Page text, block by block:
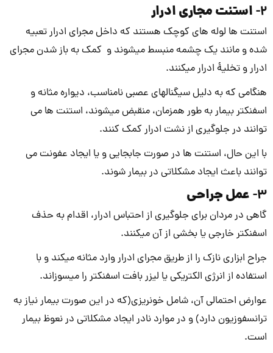
2- استنت مجاری ادرار
استنت ها لوله­ های کوچک هستند که داخل مجرای ادرار تعبیه
شده و مانند یک چشمه منبسط می­شوند و کمک به باز شدن مجرای
ادرار و تخلیۀ ادرار می­کنند.
هنگامی که به دلیل سیگنال­های عصبی نامناسب، دیواره مثانه و
اسفنکتر بیمار به طور همزمان، منقبض می­شوند، استنت ها می
توانند در جلوگیری از نشت ادرار کمک کنند.
با این حال، استنت ها در صورت جابجایی و یا ایجاد عفونت می
توانند باعث ایجاد مشکلاتی در بیمار شوند.
3- عمل جراحی
گاهی در مردان برای جلوگیری از احتباس ادرار، اقدام به حذف
اسفنکتر خارجی یا بخشی از آن می­کنند.
جراح ابزاری نازک را از طریق مجرای ادرار وارد مثانه می­کند و با
استفاده از انرژی الکتریکی یا لیزر بافت اسفنکتر را می­سوزاند.
عوارض احتمالی آن، شامل خونریزی(که در این صورت بیمار نیاز به
ترانسفوزیون دارد) و در موارد نادر ایجاد مشکلاتی در نعوظ بیمار
است.